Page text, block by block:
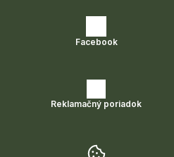
Facebook
Reklamačný poriadok